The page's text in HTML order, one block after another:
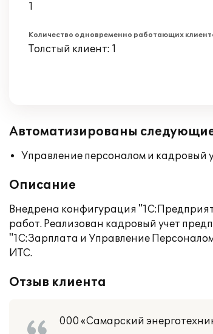
1
Количество одновременно работающих
Толстый клиент: 1
Автоматизированы
Управление персоналом и кадровый
Описание
Внедрена конфигурация
работ. Реализован кадровый учет
"1С:Зарплата и Управление
ИТС.
Отзыв клиента
000 «Самарский